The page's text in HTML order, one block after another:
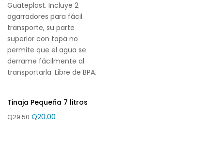
Guateplast. Incluye 2
agarradores para fácil
transporte, su parte
superior con tapa no
permite que el agua se
derrame fácilmente al
transportarla. Libre de BPA.
Tinaja Pequeña 7 litros
Q29.50 Q20.00